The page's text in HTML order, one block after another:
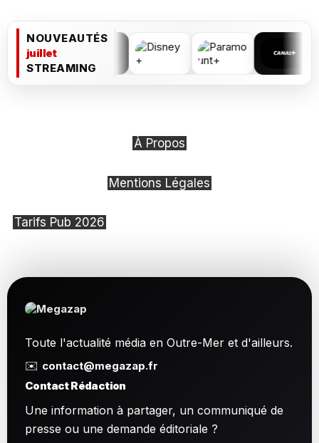
NOUVEAUTÉS
juillet
STREAMING
À Propos
Mentions Légales
Tarifs Pub 2026
Toute l'actualité média en Outre-Mer et d'ailleurs.
✉️ contact@megazap.fr
Contact Rédaction
Une information à partager, un communiqué de
presse ou une demande éditoriale ?